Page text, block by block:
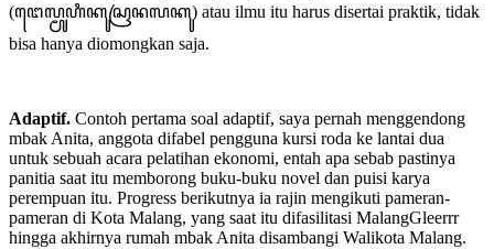
(ꦔꦺꦭ꧀ꦩꦸ​ꦲꦶꦏꦸ​ꦱꦿꦤ​ꦭꦏꦸ) atau ilmu itu harus disertai praktik, tidak
bisa hanya diomongkan saja.
Adaptif. Contoh pertama soal adaptif, saya pernah menggendong
mbak Anita, anggota difabel pengguna kursi roda ke lantai dua
untuk sebuah acara pelatihan ekonomi, entah apa sebab pastinya
panitia saat itu memborong buku-buku novel dan puisi karya
perempuan itu. Progress berikutnya ia rajin mengikuti pameran-
pameran di Kota Malang, yang saat itu difasilitasi MalangGleerrr
hingga akhirnya rumah mbak Anita disambangi Walikota Malang.